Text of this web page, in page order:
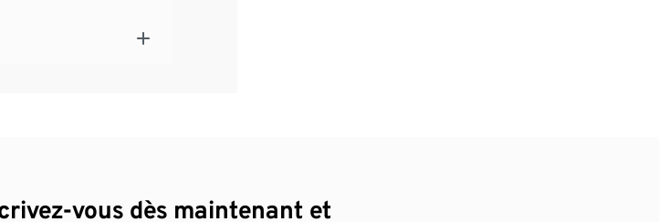
vous dès maintenant et